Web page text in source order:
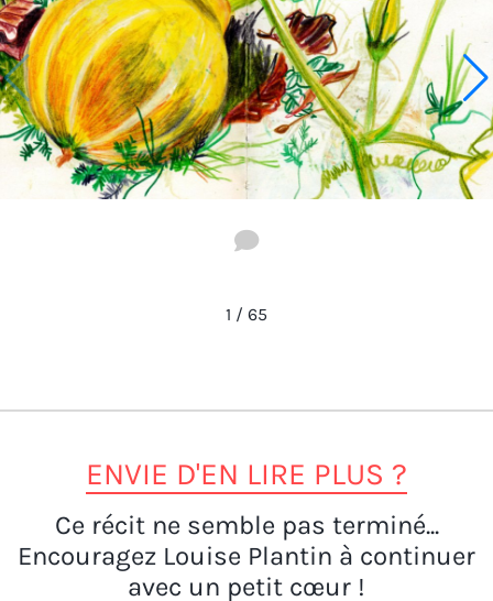
2
1 / 65
ENVIE D'EN LIRE PLUS ?
Ce récit ne semble pas terminé...
Encouragez Louise Plantin à continuer
avec un petit cœur !